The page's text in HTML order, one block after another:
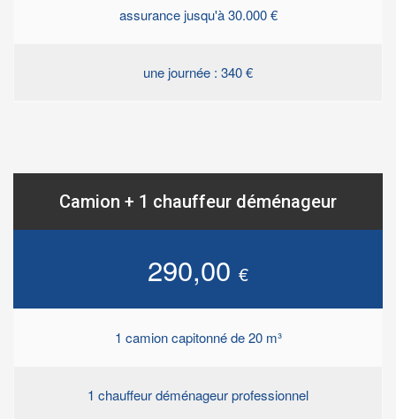
assurance jusqu'à 30.000 €
une journée : 340 €
Camion + 1 chauffeur déménageur
290,00 €
1 camion capitonné de 20 m³
1 chauffeur déménageur professionnel